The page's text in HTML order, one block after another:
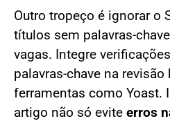
Outro tropeço é ignorar o
títulos sem palavras-
vagas. Integre
palavras-chave na
ferramentas como Yoast.
artigo não só evite erros